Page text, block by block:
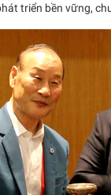
triển bền vững,